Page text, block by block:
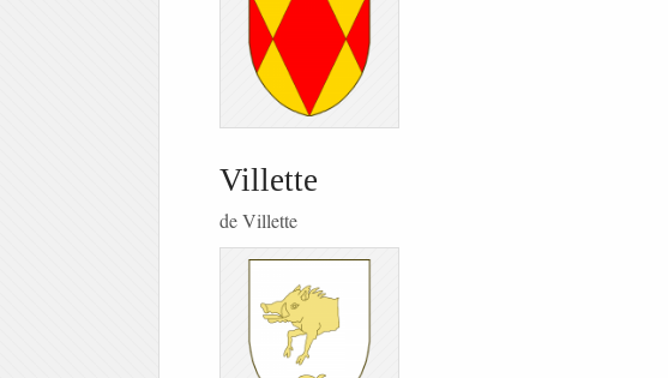
Villette
de Villette